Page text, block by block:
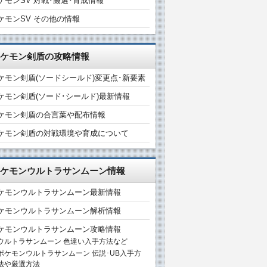
モンSV その他の情報
モン剣盾の攻略情報
モン剣盾(ソードシールド)変更点･新要素
モン剣盾(ソード･シールド)最新情報
モン剣盾の合言葉や配布情報
モン剣盾の対戦環境や育成について
モンウルトラサンムーン情報
モンウルトラサンムーン最新情報
モンウルトラサンムーン解析情報
モンウルトラサンムーン攻略情報
ルトラサンムーン 色違い入手方法など
ケモンウルトラサンムーン 伝説･UB入手方
や厳選方法